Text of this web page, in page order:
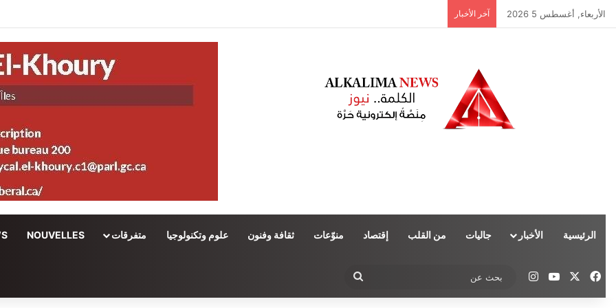
الأربعاء, أغسطس 5 2026 آخر الأخبار
الرئيسية الأخبار جاليات من القلب إقتصاد منوّعات ثقافة وفنون علوم وتكنولوجيا متفرقات NOUVELLES
فيسبوك ‫YouTubeانستقرام
عن